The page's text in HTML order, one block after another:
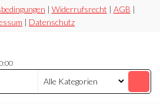
| Widerrufsrecht | AGB |
| Datenschutz